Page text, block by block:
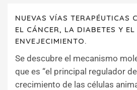
NUEVAS VÍAS TERAPÉUTICAS
EL CÁNCER, LA DIABETES Y EL
ENVEJECIMIENTO.
Se descubre el mecanismo
que es “el principal regulador del
crecimiento de las células